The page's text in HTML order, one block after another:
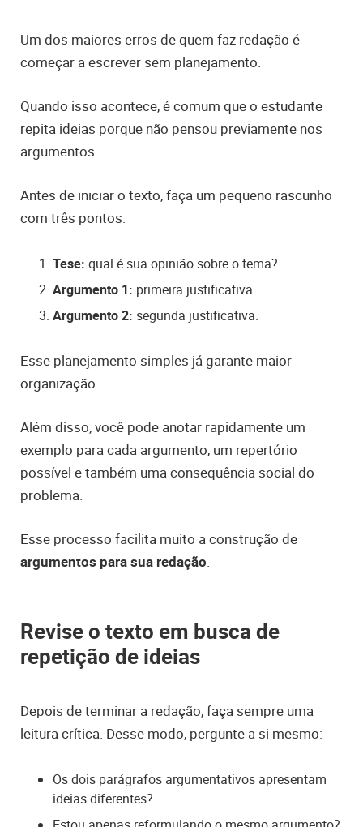
Um dos maiores erros de quem faz redação é
começar a escrever sem planejamento.
Quando isso acontece, é comum que o estudante
repita ideias porque não pensou previamente nos
argumentos.
Antes de iniciar o texto, faça um pequeno rascunho
com três pontos:
Tese: qual é sua opinião sobre o tema?
Argumento 1: primeira justificativa.
Argumento 2: segunda justificativa.
Esse planejamento simples já garante maior
organização.
Além disso, você pode anotar rapidamente um
exemplo para cada argumento, um repertório
possível e também uma consequência social do
problema.
Esse processo facilita muito a construção de
argumentos para sua redação.
Revise o texto em busca de
repetição de ideias
Depois de terminar a redação, faça sempre uma
leitura crítica. Desse modo, pergunte a si mesmo:
Os dois parágrafos argumentativos apresentam
ideias diferentes?